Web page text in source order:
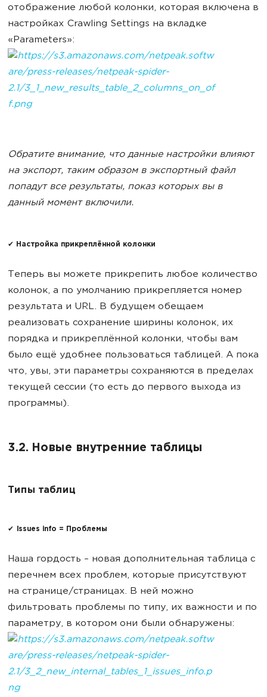
отображение любой колонки, которая включена в
настройках Crawling Settings на вкладке
«Parameters»:
Обратите внимание, что данные настройки влияют
на экспорт, таким образом в экспортный файл
попадут все результаты, показ которых вы в
данный момент включили.
✔ Настройка прикреплённой колонки
Теперь вы можете прикрепить любое количество
колонок, а по умолчанию прикрепляется номер
результата и URL. В будущем обещаем
реализовать сохранение ширины колонок, их
порядка и прикреплённой колонки, чтобы вам
было ещё удобнее пользоваться таблицей. А пока
что, увы, эти параметры сохраняются в пределах
текущей сессии (то есть до первого выхода из
программы).
3.2. Новые внутренние таблицы
Типы таблиц
✔ Issues info = Проблемы
Наша гордость – новая дополнительная таблица с
перечнем всех проблем, которые присутствуют
на странице/страницах. В ней можно
фильтровать проблемы по типу, их важности и по
параметру, в котором они были обнаружены: